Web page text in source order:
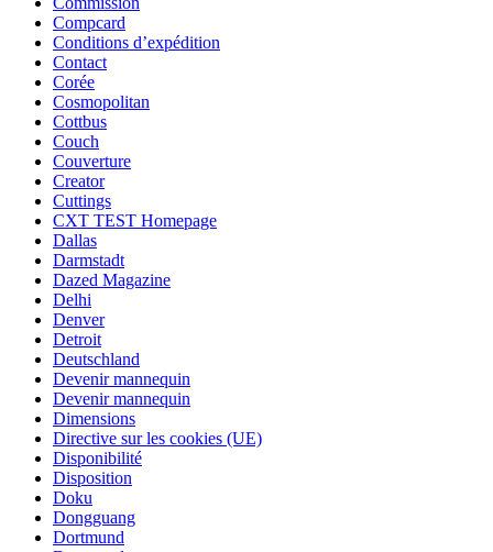
Compcard
Conditions d’expédition
Contact
Corée
Cosmopolitan
Cottbus
Couch
Couverture
Creator
Cuttings
CXT TEST Homepage
Dallas
Darmstadt
Dazed Magazine
Delhi
Denver
Detroit
Deutschland
Devenir mannequin
Devenir mannequin
Dimensions
Directive sur les cookies (UE)
Disponibilité
Disposition
Doku
Dongguang
Dortmund